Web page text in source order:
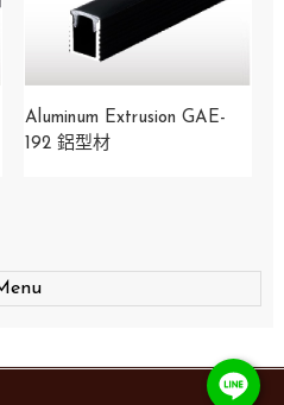
Aluminum Extrusion GAE-
192 鋁型材